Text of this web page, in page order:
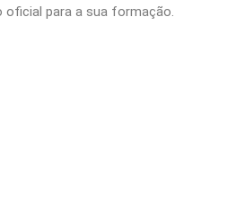
oficial para a sua formação.